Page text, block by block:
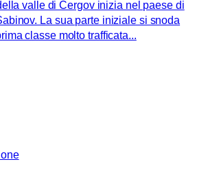
valle di Čergov inizia nel paese di
La sua parte iniziale si snoda
classe molto trafficata...